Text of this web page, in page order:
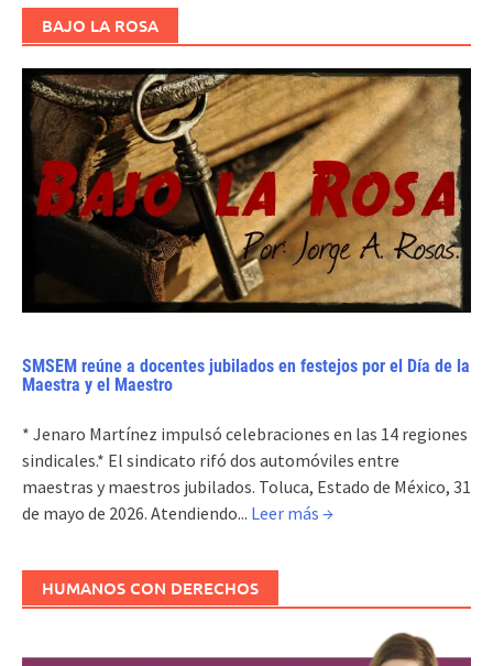
BAJO LA ROSA
SMSEM reúne a docentes jubilados en festejos por el Día de la
Maestra y el Maestro
* Jenaro Martínez impulsó celebraciones en las 14 regiones
sindicales.* El sindicato rifó dos automóviles entre
maestras y maestros jubilados. Toluca, Estado de México, 31
de mayo de 2026. Atendiendo... Leer más →
HUMANOS CON DERECHOS